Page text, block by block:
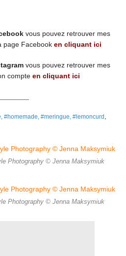
vous pouvez retrouver mes
page Facebook en cliquant ici
vous pouvez retrouver mes
compte en cliquant ici
#homemade, #meringue, #lemoncurd
Photography © Jenna Maksymiuk
Photography © Jenna Maksymiuk